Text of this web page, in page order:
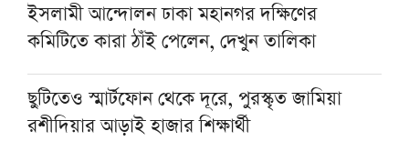
ইসলামী আন্দোলন ঢাকা মহানগর দক্ষিণের
কমিটিতে কারা ঠাঁই পেলেন, দেখুন তালিকা
ছুটিতেও স্মার্টফোন থেকে দূরে, পুরস্কৃত জামিয়া
রশীদিয়ার আড়াই হাজার শিক্ষার্থী